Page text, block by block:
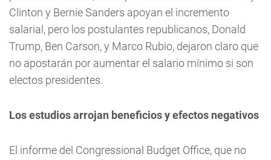
Clinton y Bernie Sanders apoyan el incremento
salarial, pero los postulantes republicanos, Donald
Trump, Ben Carson, y Marco Rubio, dejaron claro que
no apostarán por aumentar el salario mínimo si son
electos presidentes.
Los estudios arrojan beneficios y efectos negativos
El informe del Congressional Budget Office, que no